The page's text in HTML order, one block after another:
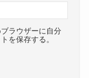
ラウザーに自分
を保存する。